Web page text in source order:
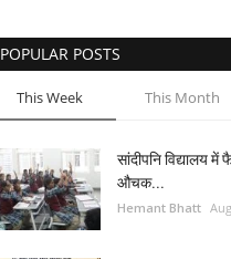
POPULAR POSTS
This Week This Month
सांदीपनि विद्यालय
औचक...
Hemant Bhatt